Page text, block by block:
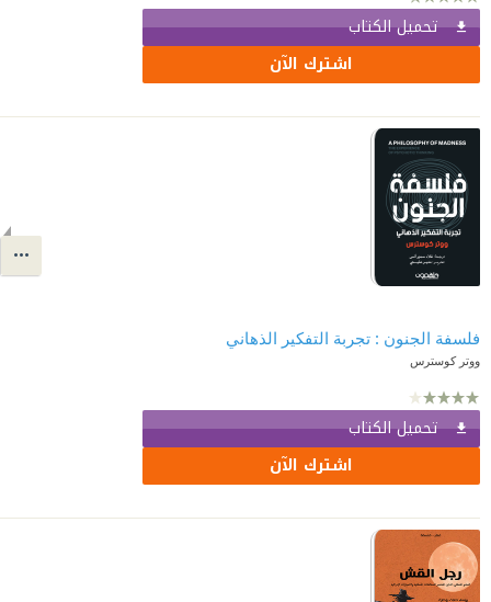
تحميل الكتاب
اشترك الآن
فلسفة الجنون : تجربة التفكير الذهاني
ووتر كوسترس
تحميل الكتاب
اشترك الآن